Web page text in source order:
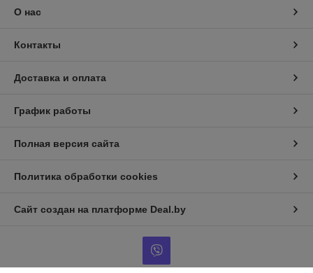
О нас
Контакты
Доставка и оплата
График работы
Полная версия сайта
Политика обработки cookies
Сайт создан на платформе Deal.by